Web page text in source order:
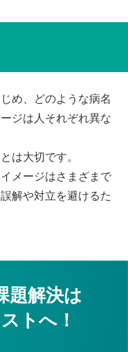
め、どのような病名
ジは人それぞれ異な
は大切です。
メージはさまざまで
解や対立を避けるた
題解決は
トへ！